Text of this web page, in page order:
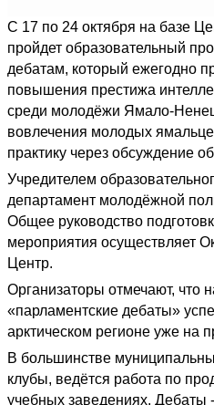
С 17 по 24 октября на базе
пройдет образовательный
дебатам, который ежегодно
повышения престижа
среди молодёжи Ямало-
вовлечения молодых
практику через обсуждение
Учредителем
департамент молодёжной
Общее руководство
мероприятия осуществляет
Центр.
Организаторы отмечают, что
«парламентские дебаты»
арктическом регионе уже на
В большинстве
клубы, ведётся работа по
учебных заведениях. Дебаты